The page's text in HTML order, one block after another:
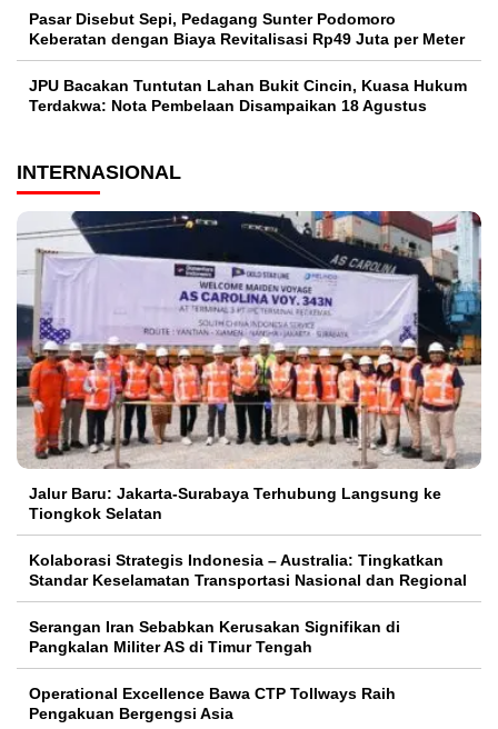
Pasar Disebut Sepi, Pedagang Sunter Podomoro
Keberatan dengan Biaya Revitalisasi Rp49 Juta per Meter
JPU Bacakan Tuntutan Lahan Bukit Cincin, Kuasa Hukum
Terdakwa: Nota Pembelaan Disampaikan 18 Agustus
INTERNASIONAL
Jalur Baru: Jakarta-Surabaya Terhubung Langsung ke
Tiongkok Selatan
Kolaborasi Strategis Indonesia – Australia: Tingkatkan
Standar Keselamatan Transportasi Nasional dan Regional
Serangan Iran Sebabkan Kerusakan Signifikan di
Pangkalan Militer AS di Timur Tengah
Operational Excellence Bawa CTP Tollways Raih
Pengakuan Bergengsi Asia